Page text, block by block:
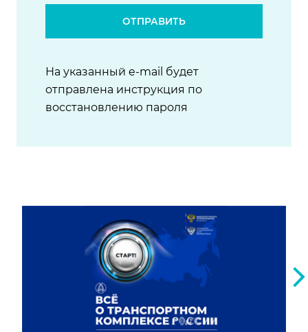
ОТПРАВИТЬ
На указанный e-mail будет
отправлена инструкция по
восстановлению пароля